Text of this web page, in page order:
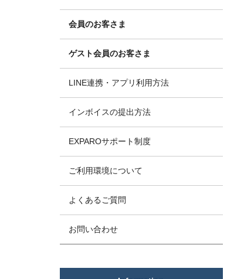
会員のお客さま
ゲスト会員のお客さま
LINE連携・アプリ利用方法
インボイスの提出方法
EXPAROサポート制度
ご利用環境について
よくあるご質問
お問い合わせ